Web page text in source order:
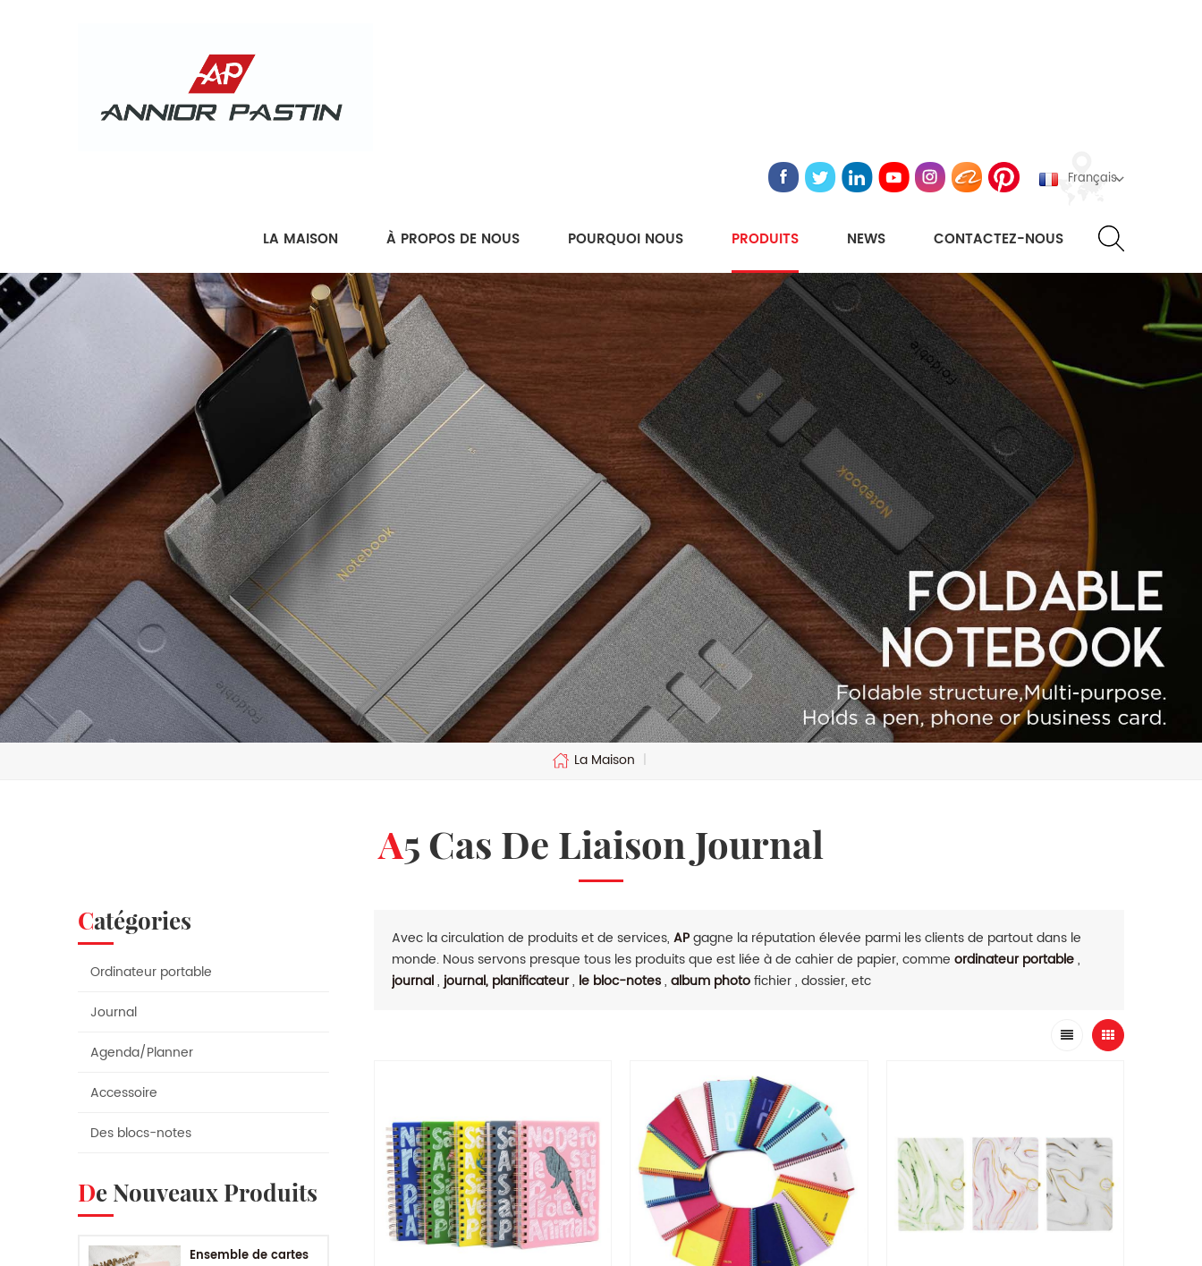
Français
LA MAISON À PROPOS DE NOUS POURQUOI NOUS PRODUITS NEWS CONTACTEZ-NOUS
La Maison |
A5 Cas De Liaison Journal
Catégories
Ordinateur portable
Journal
Agenda/Planner
Accessoire
Des blocs-notes
De Nouveaux Produits
Ensemble de cartes
Avec la circulation de produits et de services, APgagne la réputation élevée parmi les clients de partout dans le
monde. Nous servons presque tous les produits que est liée à de cahier de papier, comme ordinateur portable,
journal, journal, planificateur, le bloc-notes, album photofichier , dossier, etc